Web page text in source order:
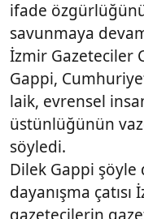
ifade
savunmaya
İzmir Gazeteciler
Gappi,
laik, evrensel
üstünlüğünün
söyledi.
Dilek Gappi şöyle
dayanışma